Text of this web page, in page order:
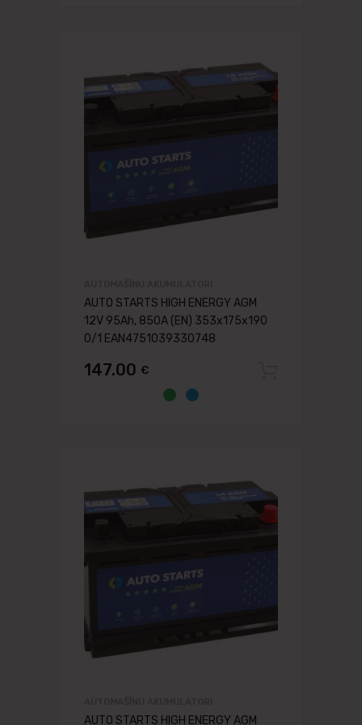
AUTO STARTS HIGH ENERGY AGM
12V 95Ah, 850A (EN) 353x175x190
0/1 EAN4751039330748
147.00 €
AUTO STARTS HIGH ENERGY AGM